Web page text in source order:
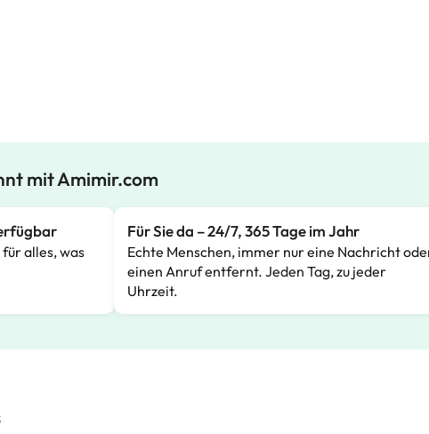
mit Amimir.com
alles, was
Für Sie da – 24/7, 365 Tage im Jahr
Echte Menschen, immer nur eine Nachricht
einen Anruf entfernt. Jeden Tag, zu jeder
Uhrzeit.